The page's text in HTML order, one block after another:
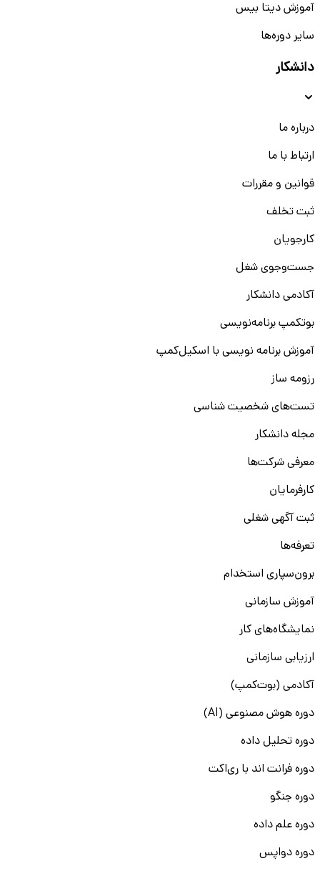
آموزش دیتا بیس
سایر دوره‌ها
دانشکار
درباره ما
ارتباط با ما
قوانین و مقررات
ثبت تخلف
کارجویان
جست‌و‌جوی شغل
آکادمی دانشکار
بوتکمپ برنامه‌نویسی
آموزش برنامه نویسی با اسکیل‌کمپ
رزومه ساز
تست‌های شخصیت شناسی
مجله دانشکار
معرفی شرکت‌ها
کارفرمایان
ثبت آگهی شغلی
تعرفه‌ها
برون‌سپاری استخدام
آموزش سازمانی
نمایشگاه‌های کار
ارزیابی سازمانی
آکادمی (بوت‌کمپ)
دوره هوش مصنوعی (AI)
دوره تحلیل داده
دوره فرانت اند با ری‌اکت
دوره جنگو
دوره علم داده
دوره دواپس